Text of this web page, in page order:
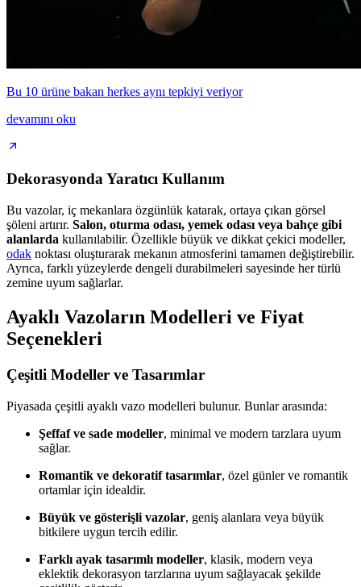
Bu 10 ürüne bakan herkes aynı tepkiyi veriyor
devamını oku
Dekorasyonda Yaratıcı Kullanım
Bu vazolar, iç mekanlara özgünlük katarak, ortaya çıkan görsel
şöleni artırır. Salon, oturma odası, yemek odası veya bahçe gibi
alanlarda kullanılabilir. Özellikle büyük ve dikkat çekici modeller,
odak noktası oluşturarak mekanın atmosferini tamamen değiştirebilir.
Ayrıca, farklı yüzeylerde dengeli durabilmeleri sayesinde her türlü
zemine uyum sağlarlar.
Ayaklı Vazoların Modelleri ve Fiyat
Seçenekleri
Çeşitli Modeller ve Tasarımlar
Piyasada çeşitli ayaklı vazo modelleri bulunur. Bunlar arasında:
Şeffaf ve sade modeller, minimal ve modern tarzlara uyum
sağlar.
Romantik ve dekoratif tasarımlar, özel günler ve romantik
ortamlar için idealdir.
Büyük ve gösterişli vazolar, geniş alanlara veya büyük
bitkilere uygun tercih edilir.
Farklı ayak tasarımlı modeller, klasik, modern veya
eklektik dekorasyon tarzlarına uyum sağlayacak şekilde